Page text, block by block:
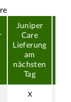
Juniper
Care
Lieferung
am
nächsten
Tag
X